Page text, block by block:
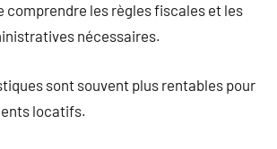
comprendre les règles fiscales et les
nécessaires.
sont souvent plus rentables pour
locatifs.